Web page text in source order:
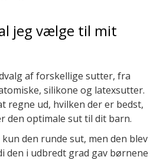
jeg vælge til mit
af forskellige sutter, fra
silikone og latexsutter.
regne ud, hvilken der er bedst,
den optimale sut til dit barn.
den runde sut, men den blev
den i udbredt grad gav børnene